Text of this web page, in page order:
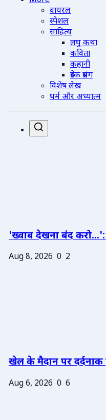
वायरल
स्पेशल
साहित्य
लघु कथा
कविता
कहानी
प्रेरक प्रसंग
विशेष लेख
धर्म और अध्यात्म
'ख्वाब देखना बंद
Aug 8, 2026 0 2
खेल के मैदान पर दर्दनाक
Aug 6, 2026 0 6